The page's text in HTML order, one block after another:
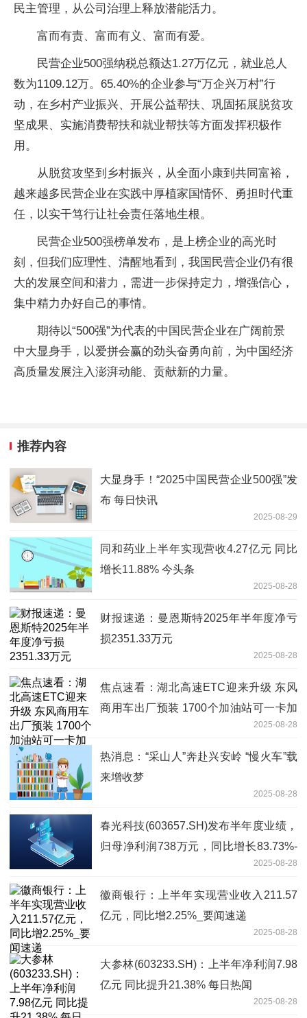
民主管理，从公司治理上释放潜能活力。
富而有责、富而有义、富而有爱。
民营企业500强纳税总额达1.27万亿元，就业总人
数为1109.12万。65.40%的企业参与“万企兴万村”行
动，在乡村产业振兴、开展公益帮扶、巩固拓展脱贫攻
坚成果、实施消费帮扶和就业帮扶等方面发挥积极作
用。
从脱贫攻坚到乡村振兴，从全面小康到共同富裕，
越来越多民营企业在实践中厚植家国情怀、勇担时代重
任，以实干笃行让社会责任落地生根。
民营企业500强榜单发布，是上榜企业的高光时
刻，但我们应理性、清醒地看到，我国民营企业仍有很
大的发展空间和潜力，需进一步保持定力，增强信心，
集中精力办好自己的事情。
期待以“500强”为代表的中国民营企业在广阔前景
中大显身手，以爱拼会赢的劲头奋勇向前，为中国经济
高质量发展注入澎湃动能、贡献新的力量。
推荐内容
大显身手！“2025中国民营企业500强”发
布 每日快讯
2025-08-29
同和药业上半年实现营收4.27亿元 同比
增长11.88% 今头条
2025-08-28
财报速递：曼恩斯特2025年半年度净亏
损2351.33万元
2025-08-28
焦点速看：湖北高速ETC迎来升级 东风
商用车出厂预装 1700个加油站可一卡加
2025-08-28
热消息：“采山人”奔赴兴安岭 “慢火车”载
来增收梦
2025-08-28
春光科技(603657.SH)发布半年度业绩，
归母净利润738万元，同比增长83.73%-
2025-08-28
徽商银行：上半年实现营业收入211.57
亿元，同比增2.25%_要闻速递
2025-08-28
大参林(603233.SH)：上半年净利润7.98
亿元 同比提升21.38% 每日热闻
2025-08-28